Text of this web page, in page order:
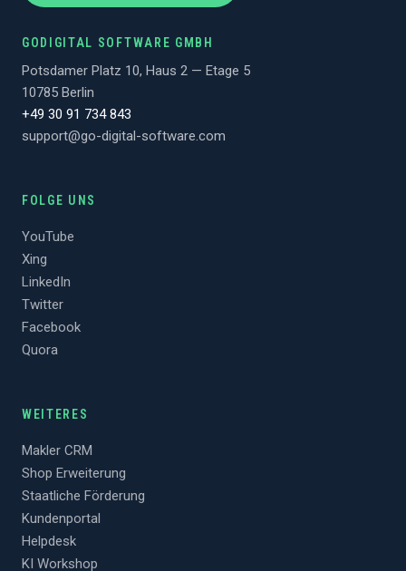
GODIGITAL SOFTWARE GMBH
Potsdamer Platz 10, Haus 2 — Etage 5
10785 Berlin
+49 30 91 734 843
support@go-digital-software.com
FOLGE UNS
YouTube
Xing
LinkedIn
Twitter
Facebook
Quora
WEITERES
Makler CRM
Shop Erweiterung
Staatliche Förderung
Kundenportal
Helpdesk
KI Workshop